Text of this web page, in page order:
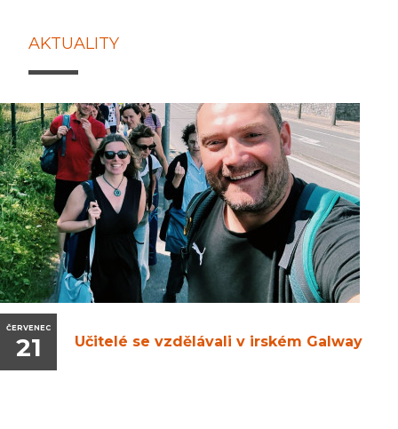
AKTUALITY
ČERVENEC
21 Učitelé se vzdělávali v irském Galway